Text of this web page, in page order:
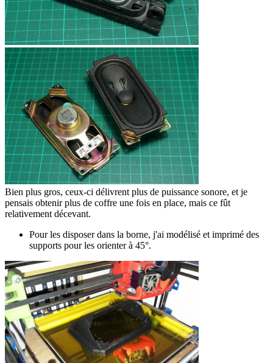
Bien plus gros, ceux-ci délivrent plus de puissance sonore, et je
pensais obtenir plus de coffre une fois en place, mais ce fût
relativement décevant.
Pour les disposer dans la borne, j'ai modélisé et imprimé des
supports pour les orienter à 45°.